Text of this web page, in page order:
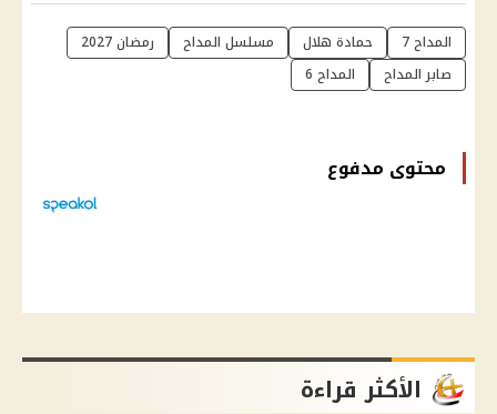
المداح 7 حمادة هلال مسلسل المداح
رمضان 2027
صابر المداح
المداح 6
محتوى مدفوع
الأكثر قراءة